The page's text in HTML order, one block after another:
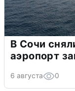
В Сочи
аэропорт
6 августа 0